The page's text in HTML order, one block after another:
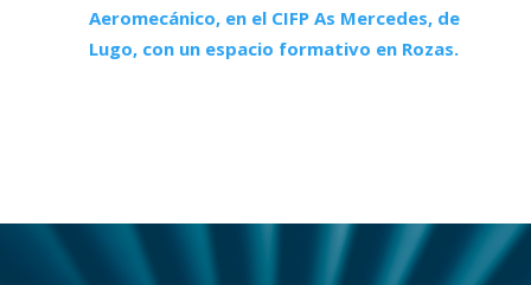
Aeromecánico, en el CIFP As Mercedes, de
Lugo, con un espacio formativo en Rozas.